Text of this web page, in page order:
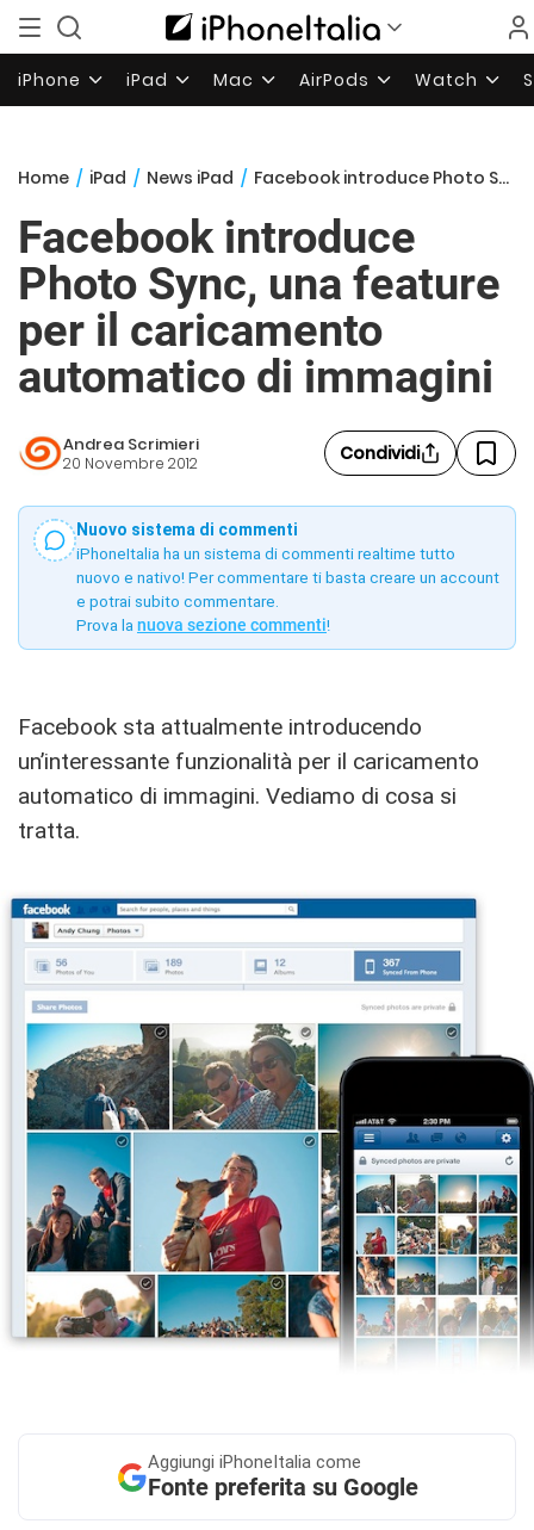
iPhone iPad Mac AirPods Watch
Home / iPad / News iPad / Facebook introduce Photo Sync, una feature per il caricamento automatico di immagini
Facebook introduce
Photo Sync, una feature
per il caricamento
automatico di immagini
Andrea Scrimieri
20 Novembre 2012 Condividi
Nuovo sistema di commenti
iPhoneItalia ha un sistema di commenti realtime tutto
nuovo e nativo! Per commentare ti basta creare un account
e potrai subito commentare.
Prova la nuova sezione commenti!
Facebook sta attualmente introducendo
un’interessante funzionalità per il caricamento
automatico di immagini. Vediamo di cosa si
tratta.
Aggiungi iPhoneItalia come
Fonte preferita su Google